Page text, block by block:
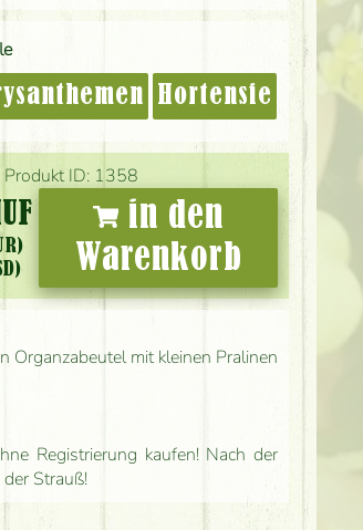
ID: 1358
in den
Warenkorb
Hortensie
Organzabeutel mit kleinen Pralinen
Registrierung kaufen! Nach der
Strauß!